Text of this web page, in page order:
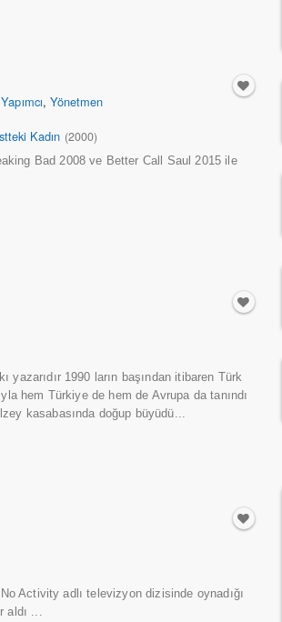
, Yönetmen
Kadın (2000)
Bad 2008 ve Better Call Saul 2015 ile
yazarıdır 1990 ların başından itibaren Türk
hem Türkiye de hem de Avrupa da tanındı
kasabasında doğup büyüdü...
Activity adlı televizyon dizisinde oynadığı
aldı ...